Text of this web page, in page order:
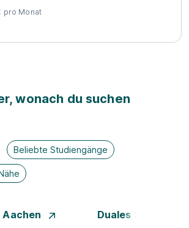
pro Monat
wonach du suchen
Beliebte Studiengänge
Aachen
Duales Studium